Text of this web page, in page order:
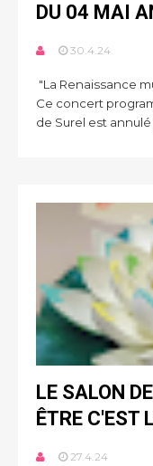
DU 04 MAI
30.4.24
"La Renaissance
Ce concert
de Surel est annulé
LE SALON
ÊTRE C'EST
27.4.24